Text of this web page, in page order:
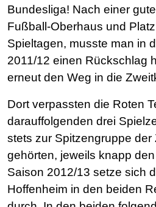
Bundesliga! Nach einer
Fußball-Oberhaus und
Spieltagen, musste man in
2011/12 einen Rückschlag
erneut den Weg in die
Dort verpassten die Roten
darauffolgenden drei
stets zur Spitzengruppe der
gehörten, jeweils knapp
Saison 2012/13 setze sich
Hoffenheim in den beiden